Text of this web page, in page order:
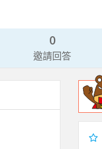
0
邀請回答